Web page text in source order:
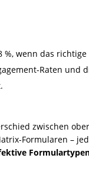
wenn das
Raten und
zwischen
Formularen –